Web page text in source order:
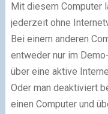
Mit diesem Computer
jederzeit ohne
Bei einem anderen
entweder nur im
über eine aktive
Oder man deaktiviert
einen Computer und